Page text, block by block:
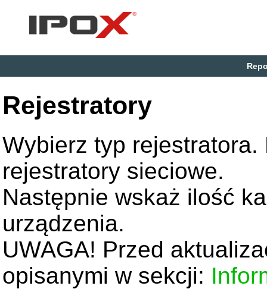
Rejestratory
Wybierz typ
rejestratory sieciowe.
Następnie wskaż ilość
urządzenia.
UWAGA! Przed
opisanymi w sekcji: